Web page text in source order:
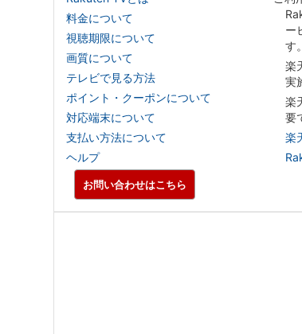
料金について
視聴期限について
画質について
テレビで見る方法
ポイント・クーポンについて
対応端末について
支払い方法について
ヘルプ
ー
す。
楽
実
楽
要
楽
お問い合わせはこちら